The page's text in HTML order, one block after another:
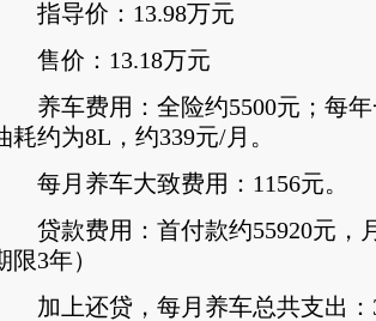
指导价：13.98万元
售价：13.18万元
养车费用：全险约5500元；每年
耗约为8L，约339元/月。
每月养车大致费用：1156元。
贷款费用：首付款约55920元，
限3年）
加上还贷，每月养车总共支出：